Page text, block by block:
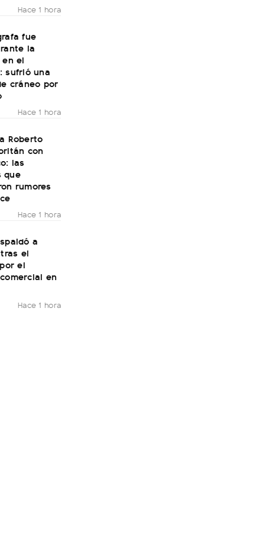
Hace 1 hora
fue
la
el
sufrió una
cráneo por
Hace 1 hora
Roberto
con
las
que
rumores
Hace 1 hora
a
el
el
en
Hace 1 hora